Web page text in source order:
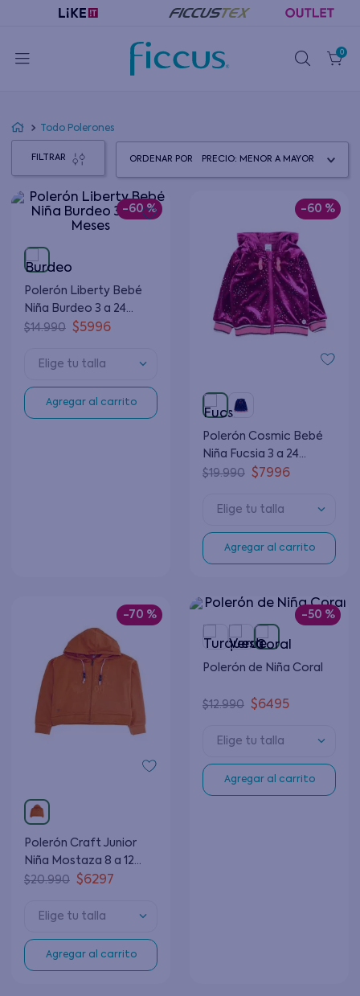
0
Todo Polerones
FILTRAR ORDENAR POR PRECIO: MENOR A MAYOR
-60 %
Polerón Liberty Bebé
Niña Burdeo 3 a 24
Meses
$14.990 $5996
Elige tu talla
Agregar al carrito
-60 %
Polerón Cosmic Bebé
Niña Fucsia 3 a 24
Meses
$19.990 $7996
Elige tu talla
Agregar al carrito
-70 %
Polerón Craft Junior
Niña Mostaza 8 a 12
Años
$20.990 $6297
Elige tu talla
Agregar al carrito
-50 %
Polerón de Niña Coral
$12.990 $6495
Elige tu talla
Agregar al carrito